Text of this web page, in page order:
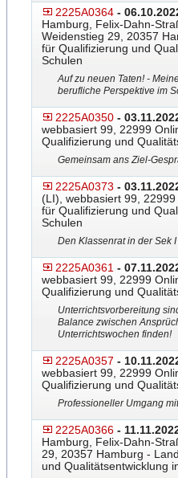
2225A0364 -
Hamburg, Felix-Dahn-
Weidenstieg 29, 20357
für Qualifizierung und
Schulen
Auf zu neuen Taten! -
berufliche Perspektive im
2225A0350 -
webbasiert 99, 22999
Qualifizierung und
Gemeinsam ans Ziel-
2225A0373 -
(LI), webbasiert 99,
für Qualifizierung und
Schulen
Den Klassenrat in der Sek
2225A0361 -
webbasiert 99, 22999
Qualifizierung und
Unterrichtsvorbereitung
Balance zwischen
Unterrichtswochen finden!
2225A0357 -
webbasiert 99, 22999
Qualifizierung und
Professioneller Umgang
2225A0366 -
Hamburg, Felix-Dahn-
29, 20357 Hamburg -
und Qualitätsentwicklung